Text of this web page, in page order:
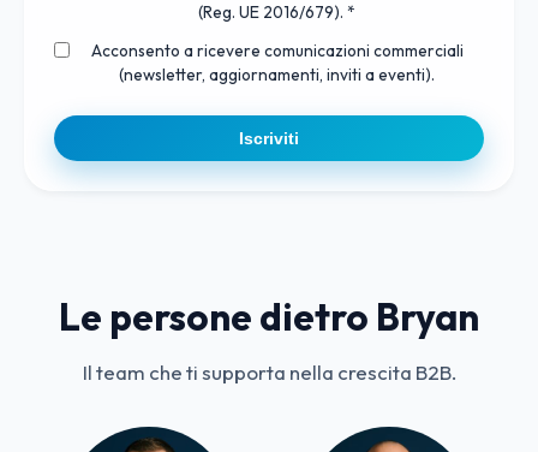
(Reg. UE 2016/679). *
Acconsento a ricevere comunicazioni commerciali
(newsletter, aggiornamenti, inviti a eventi).
Iscriviti
Le persone dietro Bryan
Il team che ti supporta nella crescita B2B.